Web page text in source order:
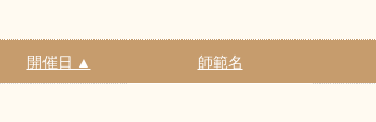
開催日 ▲ 師範名